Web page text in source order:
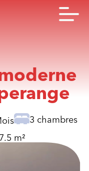
3 chambres
7.5 m²